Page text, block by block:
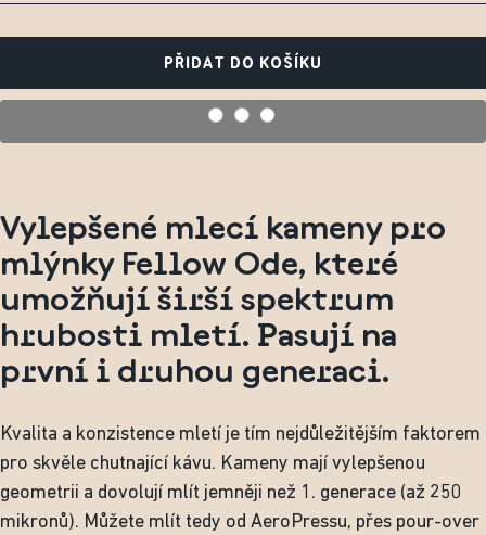
PŘIDAT DO KOŠÍKU
Vylepšené mlecí kameny pro
mlýnky Fellow Ode, které
umožňují širší spektrum
hrubosti mletí. Pasují na
první i druhou generaci.
Kvalita a konzistence mletí je tím nejdůležitějším faktorem
pro skvěle chutnající kávu. Kameny mají vylepšenou
geometrii a dovolují mlít jemněji než 1. generace (až 250
mikronů). Můžete mlít tedy od AeroPressu, přes pour-over